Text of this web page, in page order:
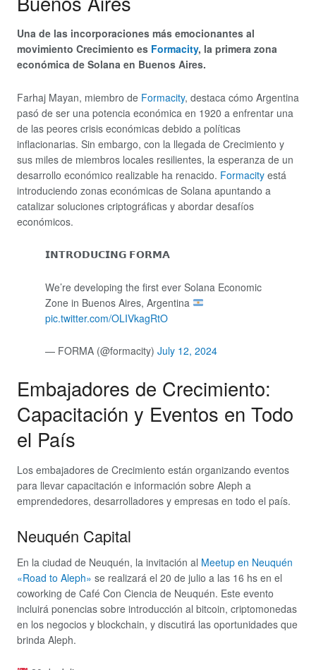
Una de las incorporaciones más emocionantes al
movimiento Crecimiento es Formacity, la primera zona
económica de Solana en Buenos Aires.
Farhaj Mayan, miembro de Formacity, destaca cómo Argentina
pasó de ser una potencia económica en 1920 a enfrentar una
de las peores crisis económicas debido a políticas
inflacionarias. Sin embargo, con la llegada de Crecimiento y
sus miles de miembros locales resilientes, la esperanza de un
desarrollo económico realizable ha renacido. Formacity está
introduciendo zonas económicas de Solana apuntando a
catalizar soluciones criptográficas y abordar desafíos
económicos.
𝗜𝗡𝗧𝗥𝗢𝗗𝗨𝗖𝗜𝗡𝗚 𝗙𝗢𝗥𝗠𝗔
We’re developing the first ever Solana Economic
Zone in Buenos Aires, Argentina
pic.twitter.com/OLIVkagRtO
— FORMA (@formacity) July 12, 2024
Embajadores de Crecimiento:
Capacitación y Eventos en Todo
el País
Los embajadores de Crecimiento están organizando eventos
para llevar capacitación e información sobre Aleph a
emprendedores, desarrolladores y empresas en todo el país.
Neuquén Capital
En la ciudad de Neuquén, la invitación al Meetup en Neuquén
«Road to Aleph» se realizará el 20 de julio a las 16 hs en el
coworking de Café Con Ciencia de Neuquén. Este evento
incluirá ponencias sobre introducción al bitcoin, criptomonedas
en los negocios y blockchain, y discutirá las oportunidades que
brinda Aleph.